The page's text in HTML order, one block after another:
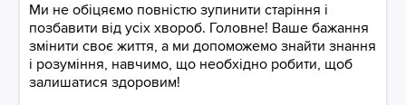
Ми не обіцяємо повністю зупинити старіння і
позбавити від усіх хвороб. Головне! Ваше бажання
змінити своє життя, а ми допоможемо знайти знання
і розуміння, навчимо, що необхідно робити, щоб
залишатися здоровим!